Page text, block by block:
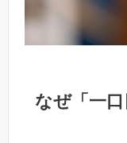
なぜ「一